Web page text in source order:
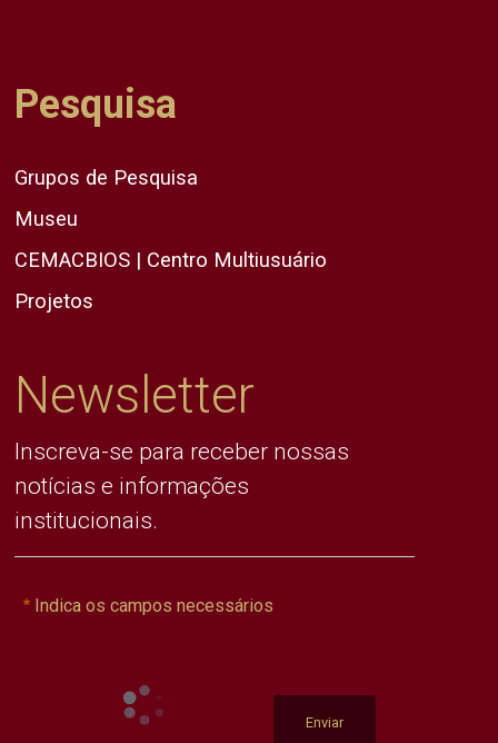
Pesquisa
Grupos de Pesquisa
Museu
CEMACBIOS | Centro Multiusuário
Projetos
Newsletter
Inscreva-se para receber nossas
notícias e informações
institucionais.
Indica os campos necessários
Enviar